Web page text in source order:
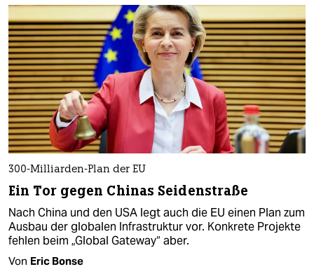
300-Milliarden-Plan der EU
Ein Tor gegen Chinas Seidenstraße
Nach China und den USA legt auch die EU einen Plan zum
Ausbau der globalen Infra­struktur vor. Konkrete Projekte
fehlen beim „Global Gateway“ aber.
Von Eric Bonse